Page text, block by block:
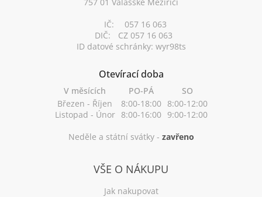
IČ:
057 16 063
DIČ:
CZ 057 16 063
ID datové schránky: wyr98ts
Otevírací doba
V měsících PO-PÁ
SO
Březen - Říjen
8:00-18:00 8:00-12:00
Listopad - Únor 8:00-16:00 9:00-12:00
Neděle a státní svátky - zavřeno
VŠE O NÁKUPU
Jak nakupovat